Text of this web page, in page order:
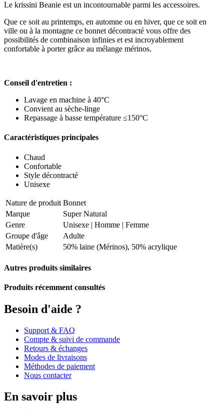
Le krissini Beanie est un incontournable parmi les accessoires.
Que ce soit au printemps, en automne ou en hiver, que ce soit en
ville ou à la montagne ce bonnet décontracté vous offre des
possibilités de combinaison infinies et est incroyablement
confortable à porter grâce au mélange mérinos.
Conseil d'entretien :
Lavage en machine à 40°C
Convient au sèche-linge
Repassage à basse température ≤150°C
Caractéristiques principales
Chaud
Confortable
Style décontracté
Unisexe
Nature de produit Bonnet
Marque
Super Natural
Genre
Unisexe | Homme | Femme
Groupe d'âge
Adulte
Matière(s)
50% laine (Mérinos), 50% acrylique
Autres produits similaires
Produits récemment consultés
Besoin d'aide ?
Support & FAQ
Compte & suivi de commande
Retours & échanges
Modes de livraisons
Méthodes de paiement
Nous contacter
En savoir plus